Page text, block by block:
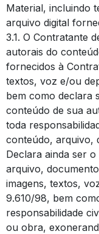
Material, incluindo
arquivo digital
3.1. O Contratante
autorais do
fornecidos à
textos, voz e/ou
bem como declara
conteúdo de sua
toda
conteúdo, arquivo,
Declara ainda ser
arquivo,
imagens, textos,
9.610/98, bem
responsabilidade
ou obra,